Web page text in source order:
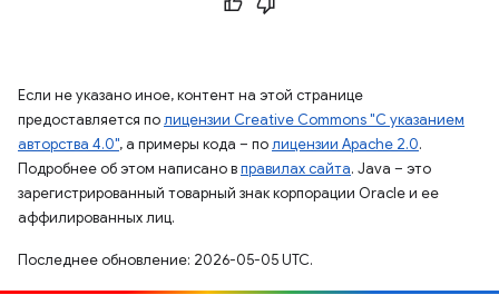
Если не указано иное, контент на этой странице
предоставляется полицензии Creative Commons "С указанием
авторства 4.0", а примеры кода – полицензии Apache 2.0.
Подробнее об этом написано вправилах сайта. Java – это
зарегистрированный товарный знак корпорации Oracle и ее
аффилированных лиц.
Последнее обновление: 2026-05-05 UTC.